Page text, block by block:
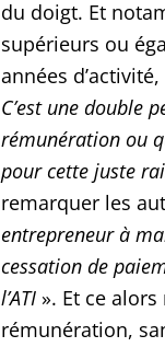
du doigt. Et
supérieurs ou
années
C’est une double
rémunération ou
pour cette juste
remarquer les
entrepreneur à
cessation de
l’ATI». Et ce alors
rémunération,